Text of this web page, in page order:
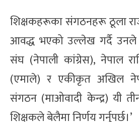
शिक्षकहरूका संगठनहरू ठूला
आवद्ध भएको उल्लेख गर्दै उनले
संघ (नेपाली कांग्रेस), नेपाल
(एमाले) र एकीकृत अखिल
संगठन (माओवादी केन्द्र) यी
शिक्षकले बेलैमा निर्णय गर्नुपर्छ।’